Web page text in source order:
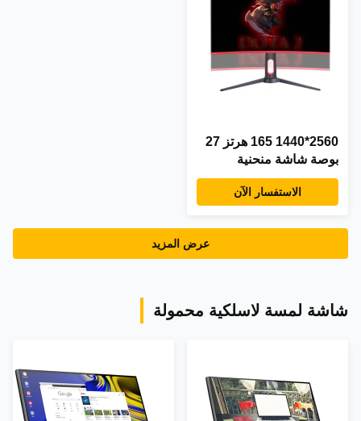
2560*1440 165 هرتز 27
بوصة شاشة منحنية
الاستفسار الآن
عرض المزيد
شاشة لمسة لاسلكية محمولة